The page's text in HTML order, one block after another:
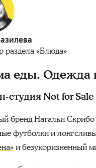
раздела «Блюда»
еды. Одежда
студия Not for Sale
бренд Натальи Скрибо
футболки и
и безукоризненный